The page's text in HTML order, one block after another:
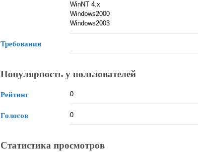
WinNT 4.x
Windows2000
Windows2003
Требования
Популярность у пользователей
Рейтинг 0
Голосов 0
Статистика просмотров